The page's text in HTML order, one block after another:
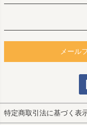
メール
特定商取引法に基づく表